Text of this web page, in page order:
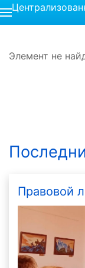
Элемент не
Правовой